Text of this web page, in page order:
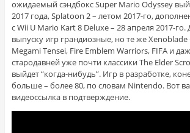
ожидаемый сэндбокс Super Mario Odyssey
2017 года, Splatoon 2 – летом 2017-го,
с Wii U Mario Kart 8 Deluxe – 28 апреля 2017-
выпуску игр грандиозные, но те же Xenoblade
Megami Tensei, Fire Emblem Warriors, FIFA и
стародавней уже почти классики The Elder
выйдет “когда-нибудь”. Игр в разработке,
больше – более 80, по словам Nintendo. Вот
видеоссылка в подтверждение.